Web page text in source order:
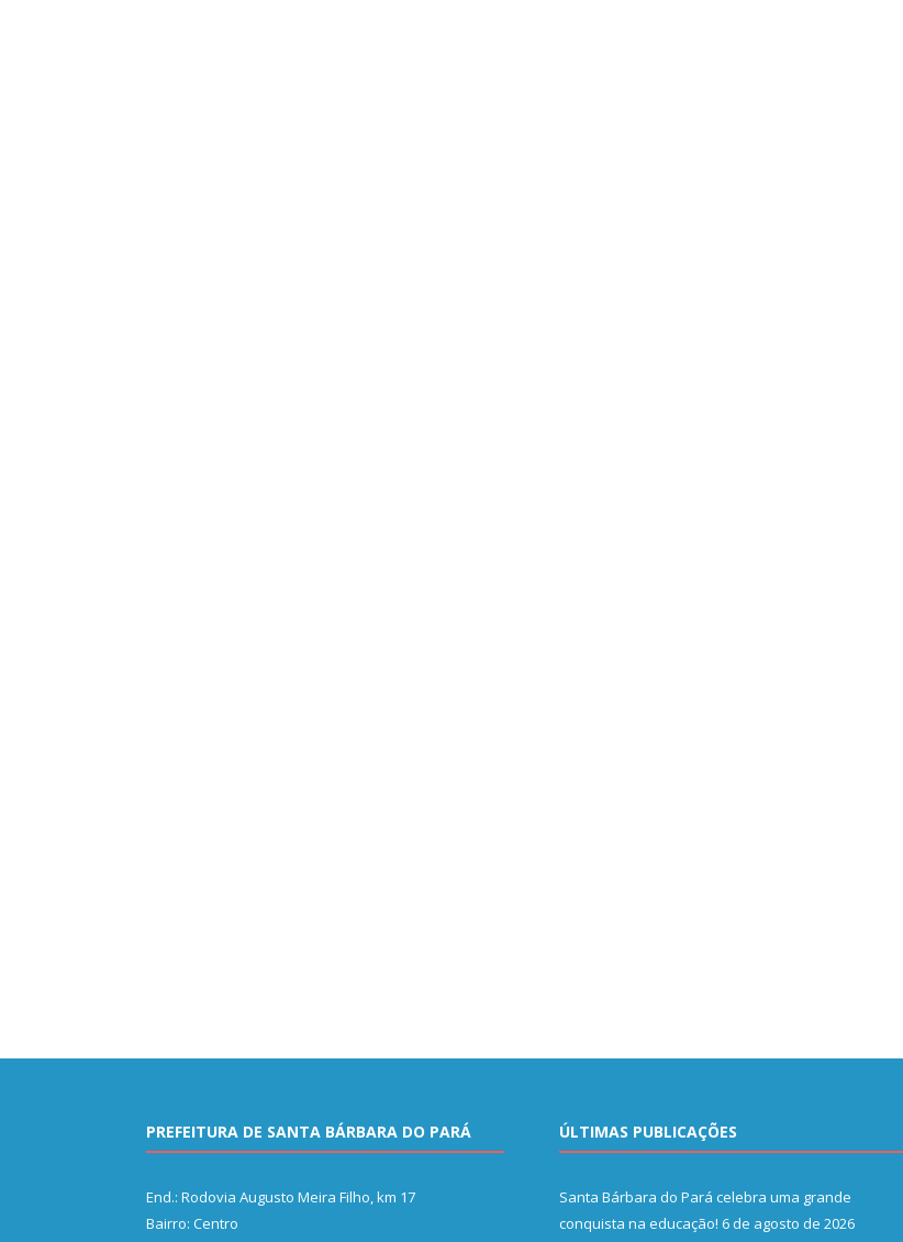
PREFEITURA DE SANTA BÁRBARA DO PARÁ
End.: Rodovia Augusto Meira Filho, km 17
Bairro: Centro
ÚLTIMAS PUBLICAÇÕES
Santa Bárbara do Pará celebra uma grande
conquista na educação! 6 de agosto de 2026